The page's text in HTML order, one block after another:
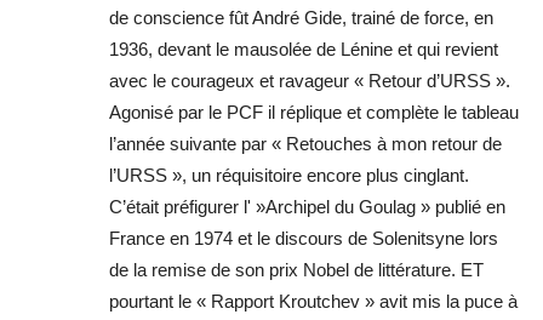
de conscience fût André Gide, trainé de force, en
1936, devant le mausolée de Lénine et qui revient
avec le courageux et ravageur « Retour d’URSS ».
Agonisé par le PCF il réplique et complète le tableau
l’année suivante par « Retouches à mon retour de
l’URSS », un réquisitoire encore plus cinglant.
C’était préfigurer l' »Archipel du Goulag » publié en
France en 1974 et le discours de Solenitsyne lors
de la remise de son prix Nobel de littérature. ET
pourtant le « Rapport Kroutchev » avit mis la puce à